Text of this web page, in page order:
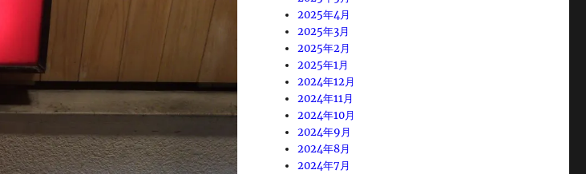
2025年4月
2025年3月
2025年2月
2025年1月
2024年12月
2024年11月
2024年10月
2024年9月
2024年8月
2024年7月